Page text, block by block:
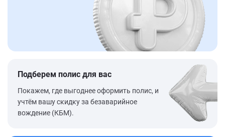
Подберем полис для вас
Покажем, где выгоднее оформить полис, и
учтём вашу скидку за безаварийное
вождение (КБМ).